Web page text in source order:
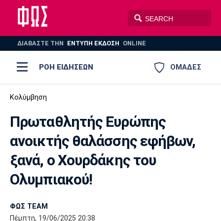
ΔΙΑΒΑΣΤΕ THN ΕΝΤΥΠΗ ΕΚΔΟΣΗ ONLINE
ΟΜΑΔΕΣ
ΡΟΗ ΕΙΔΗΣΕΩΝ
ΠΟΔΟΣΦΑΙΡΟ
ΠΟΛΟ ΣΠΟΡ
AUTO-MOTO PLUS
Ποδόσφαιρο
Super League 1
Super League 2
Γ Εθνική
Μπάσκετ
Ελλάδα
Εθνική
Ολυμπιακοί Αγώνες
Βόλεϊ
Ολυμπιακός ΑΕΚ ΠΑΟΚ
Κολύμβηση
Πρωταθλητής Ευρώπης
ανοικτής θαλάσσης εφήβων,
ξανά, ο Χουρδάκης του
Ολυμπιακού!
ΦΩΣ TEAM
Πέμπτη, 19/06/2025 20:38